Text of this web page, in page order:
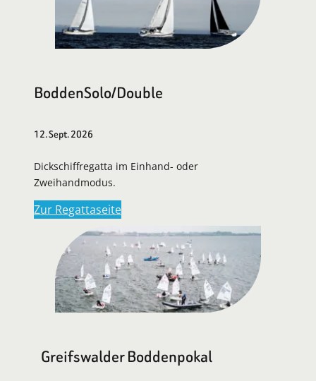
BoddenSolo/Double
12. Sept. 2026
Dickschiffregatta im Einhand- oder
Zweihandmodus.
Zur Regattaseite
Greifswalder Boddenpokal